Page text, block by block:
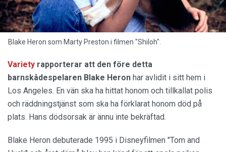
Blake Heron som Marty Preston i filmen "Shiloh".
Variety rapporterar att den före detta
barnskådespelaren Blake Heron har avlidit i sitt hem i
Los Angeles. En vän ska ha hittat honom och tillkallat polis
och räddningstjänst som ska ha förklarat honom död på
plats. Hans dödsorsak är ännu inte bekräftad.
Blake Heron debuterade 1995 i Disneyfilmen "Tom and